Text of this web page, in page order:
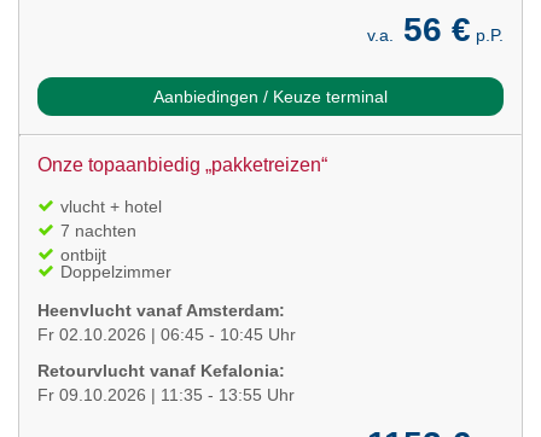
v.a. 56 € p.P.
Aanbiedingen / Keuze terminal
Onze topaanbiedig „pakketreizen“
vlucht + hotel
7 nachten
ontbijt
Doppelzimmer
Heenvlucht vanaf Amsterdam:
Fr 02.10.2026 | 06:45 - 10:45 Uhr
Retourvlucht vanaf Kefalonia:
Fr 09.10.2026 | 11:35 - 13:55 Uhr